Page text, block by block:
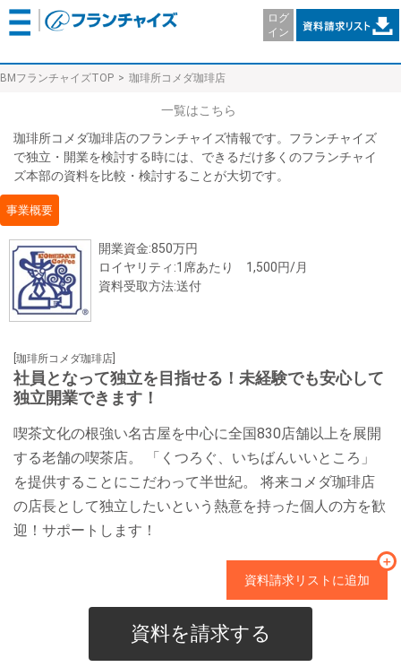
ログ
イン
BMフランチャイズTOP 珈琲所コメダ珈琲店
一覧はこちら
珈琲所コメダ珈琲店のフランチャイズ情報です。フランチャイズ
で独立・開業を検討する時には、できるだけ多くのフランチャイ
ズ本部の資料を比較・検討することが大切です。
事業概要
開業資金:850万円
ロイヤリティ:1席あたり 1,500円/月
資料受取方法:送付
[珈琲所コメダ珈琲店]
社員となって独立を目指せる！未経験でも安心して
独立開業できます！
喫茶文化の根強い名古屋を中心に全国830店舗以上を展開
する老舗の喫茶店。 「くつろぐ、いちばんいいところ」
を提供することにこだわって半世紀。 将来コメダ珈琲店
の店長として独立したいという熱意を持った個人の方を歓
迎！サポートします！
資料請求リストに追加
＋
資料を請求する